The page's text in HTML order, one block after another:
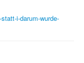
i-darum-wurde-